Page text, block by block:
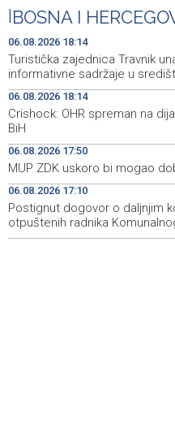
19:55
Drugi Festival bakri
Livna
19:45
Novi Travnik receives
19:33
Crishock: OHR
political stakeholders in BiH
19:32
Velika nagrada
2028. godine
19:29
Španska krajnja
Maroka kao suorganizatora SP
BOSNA I
06.08.2026 18:14
Turistička zajednica Travnik
informativne sadržaje u
06.08.2026 18:14
Crishock: OHR spreman na
BiH
06.08.2026 17:50
MUP ZDK uskoro bi mogao
06.08.2026 17:10
Postignut dogovor o daljnjim
otpuštenih radnika